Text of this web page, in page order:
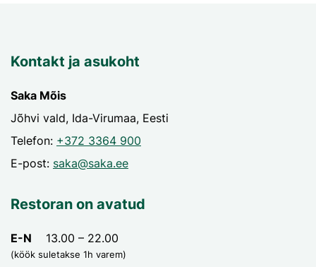
Kontakt ja asukoht
Saka Mõis
Jõhvi vald, Ida-Virumaa, Eesti
Telefon: +372 3364 900
E-post: saka@saka.ee
Restoran on avatud
E-N 13.00 – 22.00
(köök suletakse 1h varem)